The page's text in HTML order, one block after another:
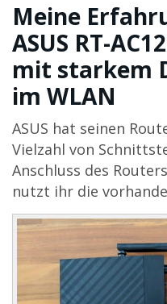
Meine
ASUS RT-
mit starkem
im WLAN
ASUS hat seinen
Vielzahl von
Anschluss des
nutzt ihr die